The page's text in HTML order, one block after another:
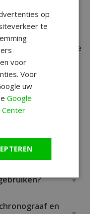
collectie
horlogemerken
meer. Bij ons vind je
past bij jouw stijl
en
op
te
voor
Voor
uw
Google
Center